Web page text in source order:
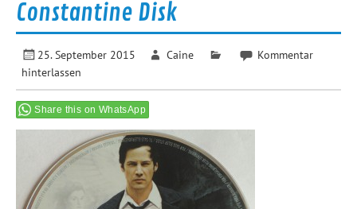
Constantine Disk
25. September 2015 Caine
Kommentar
hinterlassen
Share this on WhatsApp